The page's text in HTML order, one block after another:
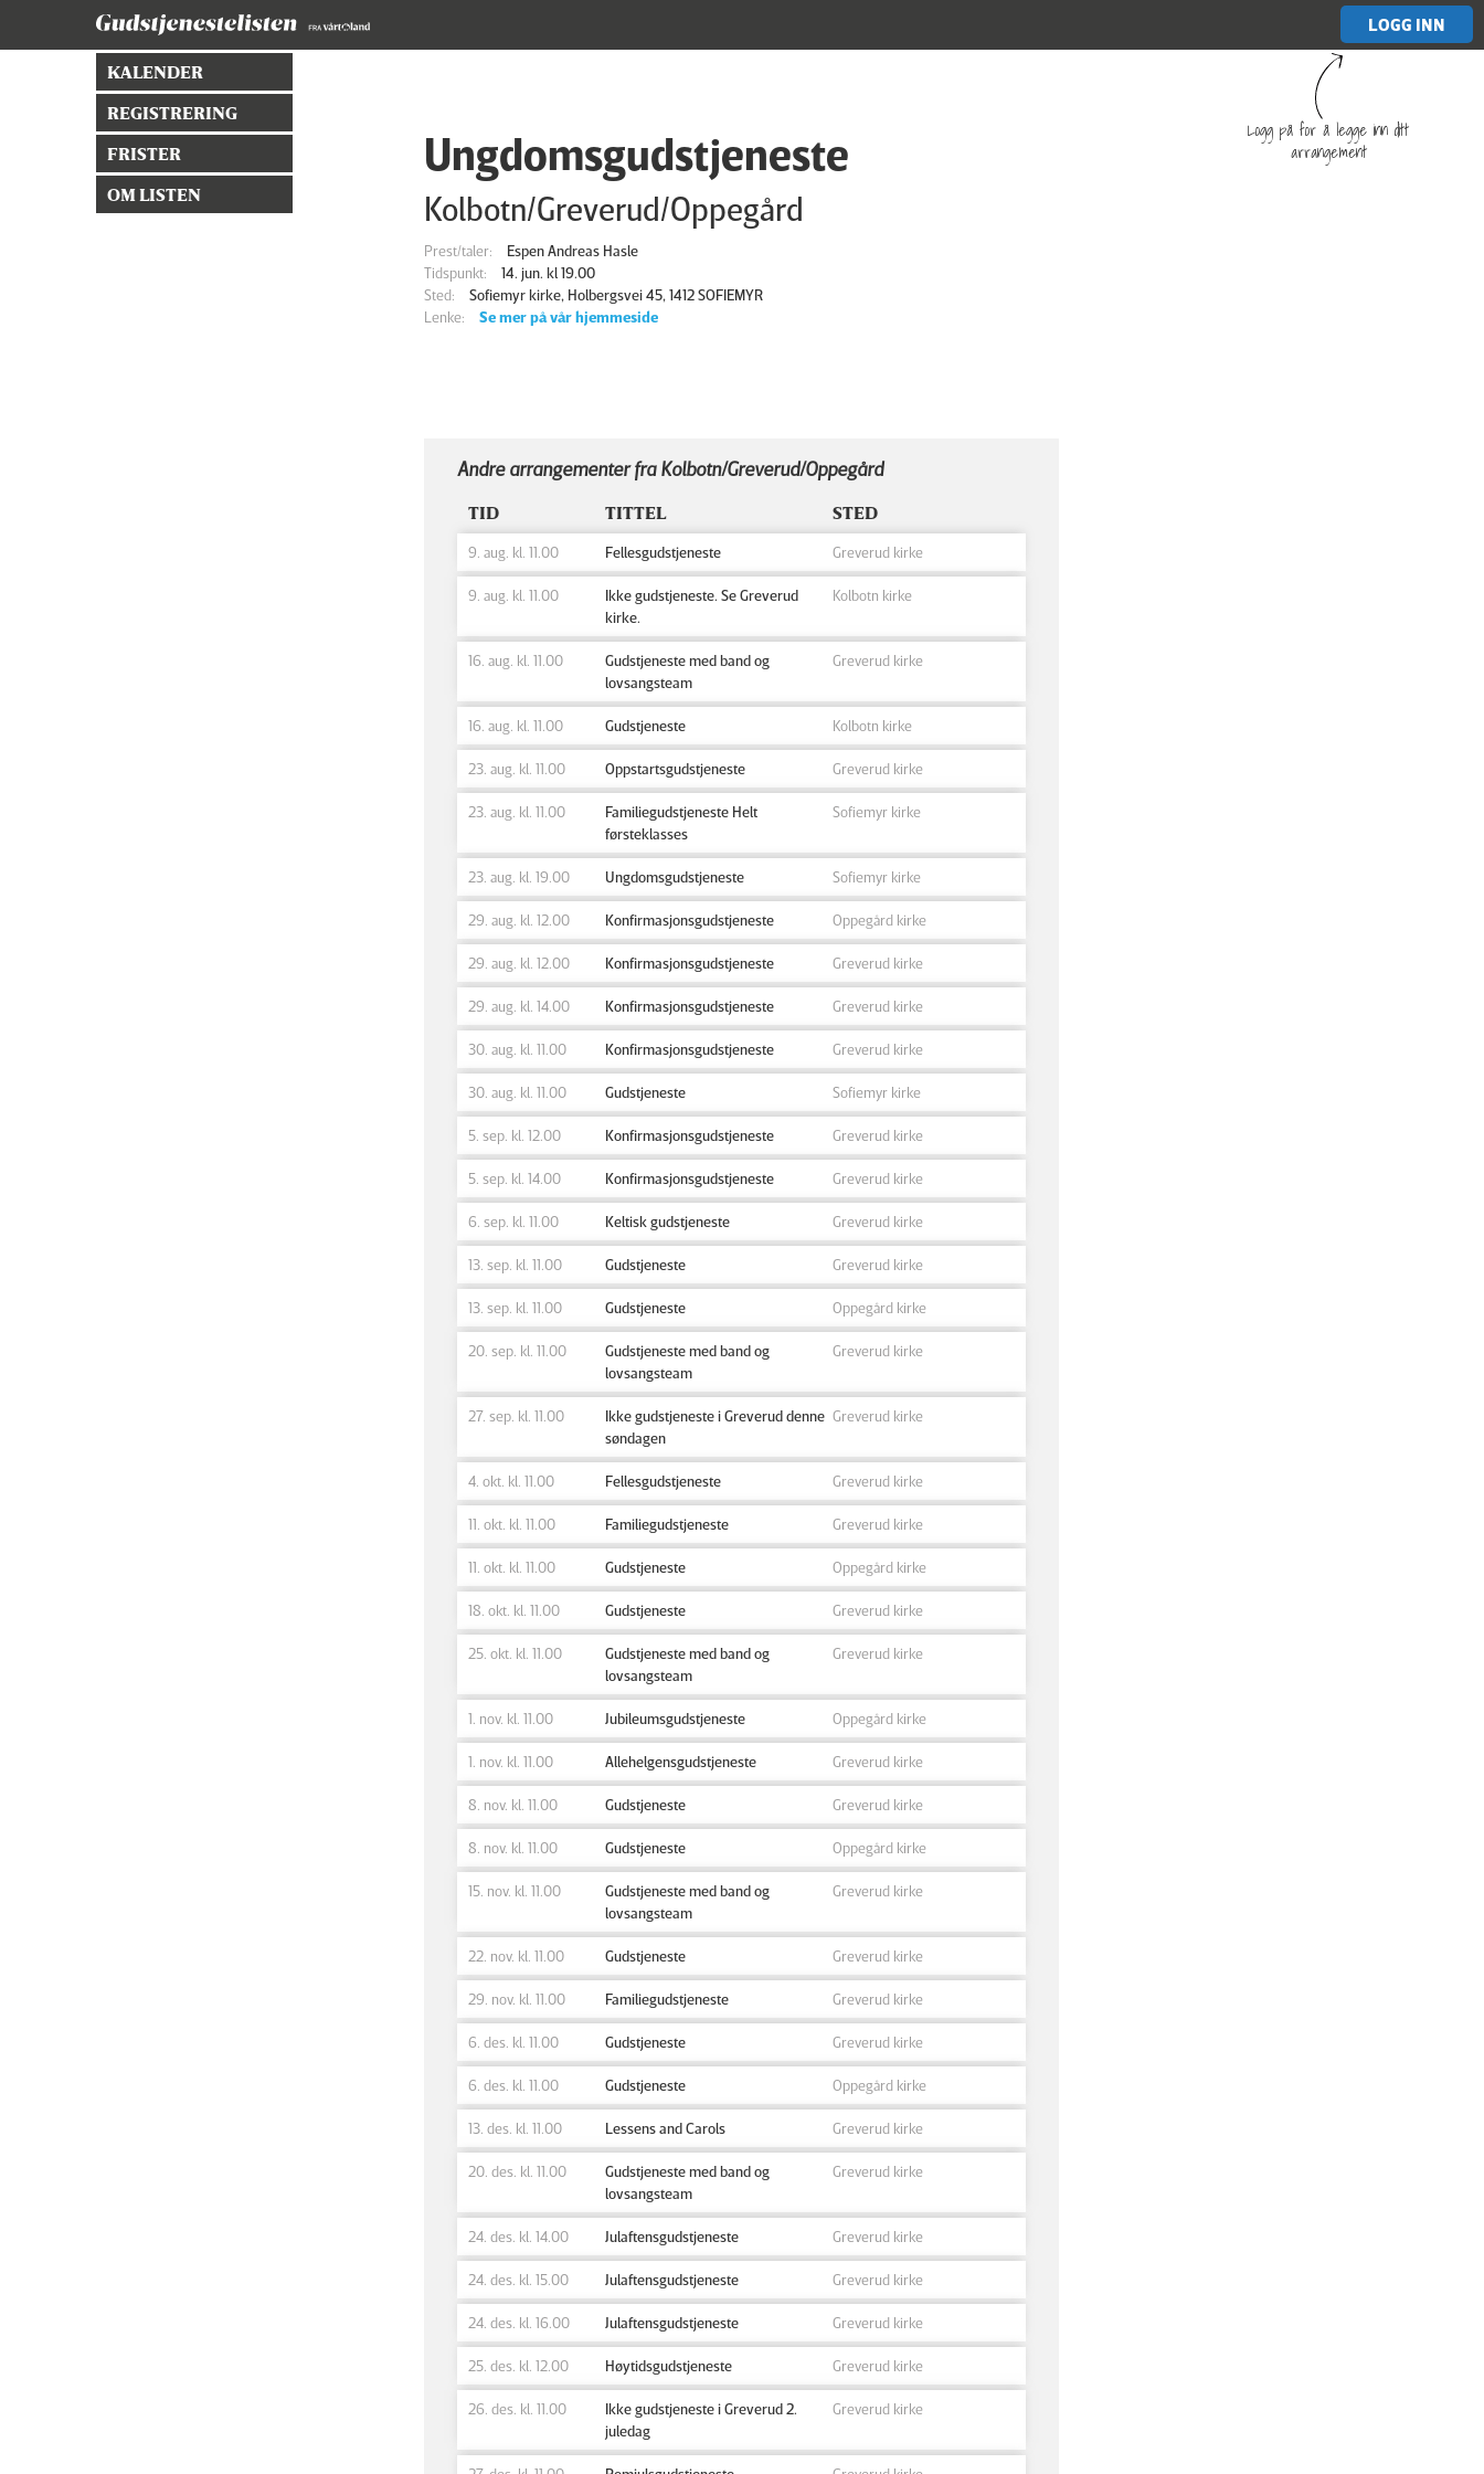
LOGG INN
Logg på for å legge inn ditt
arrangement
KALENDER
REGISTRERING
FRISTER
OM LISTEN
Ungdomsgudstjeneste
Kolbotn/Greverud/Oppegård
Prest/taler:
Espen Andreas Hasle
Tidspunkt:
14. jun. kl 19.00
Sted:
Sofiemyr kirke, Holbergsvei 45, 1412 SOFIEMYR
Lenke:
Se mer på vår hjemmeside
Andre arrangementer fra Kolbotn/Greverud/Oppegård
TID TITTEL STED
9. aug. kl. 11.00 Fellesgudstjeneste Greverud kirke
9. aug. kl. 11.00
Ikke gudstjeneste. Se Greverud
kirke.
Kolbotn kirke
16. aug. kl. 11.00
Gudstjeneste med band og
lovsangsteam
Greverud kirke
16. aug. kl. 11.00 Gudstjeneste Kolbotn kirke
23. aug. kl. 11.00 Oppstartsgudstjeneste Greverud kirke
23. aug. kl. 11.00
Familiegudstjeneste Helt
førsteklasses
Sofiemyr kirke
23. aug. kl. 19.00 Ungdomsgudstjeneste Sofiemyr kirke
29. aug. kl. 12.00 Konfirmasjonsgudstjeneste Oppegård kirke
29. aug. kl. 12.00 Konfirmasjonsgudstjeneste Greverud kirke
29. aug. kl. 14.00 Konfirmasjonsgudstjeneste Greverud kirke
30. aug. kl. 11.00 Konfirmasjonsgudstjeneste Greverud kirke
30. aug. kl. 11.00 Gudstjeneste Sofiemyr kirke
5. sep. kl. 12.00 Konfirmasjonsgudstjeneste Greverud kirke
5. sep. kl. 14.00 Konfirmasjonsgudstjeneste Greverud kirke
6. sep. kl. 11.00 Keltisk gudstjeneste Greverud kirke
13. sep. kl. 11.00 Gudstjeneste Greverud kirke
13. sep. kl. 11.00 Gudstjeneste Oppegård kirke
20. sep. kl. 11.00
Gudstjeneste med band og
lovsangsteam
Greverud kirke
27. sep. kl. 11.00
Ikke gudstjeneste i Greverud denne
søndagen
Greverud kirke
4. okt. kl. 11.00 Fellesgudstjeneste Greverud kirke
11. okt. kl. 11.00 Familiegudstjeneste Greverud kirke
11. okt. kl. 11.00 Gudstjeneste Oppegård kirke
18. okt. kl. 11.00 Gudstjeneste Greverud kirke
25. okt. kl. 11.00
Gudstjeneste med band og
lovsangsteam
Greverud kirke
1. nov. kl. 11.00 Jubileumsgudstjeneste Oppegård kirke
1. nov. kl. 11.00 Allehelgensgudstjeneste Greverud kirke
8. nov. kl. 11.00 Gudstjeneste Greverud kirke
8. nov. kl. 11.00 Gudstjeneste Oppegård kirke
15. nov. kl. 11.00
Gudstjeneste med band og
lovsangsteam
Greverud kirke
22. nov. kl. 11.00 Gudstjeneste Greverud kirke
29. nov. kl. 11.00 Familiegudstjeneste Greverud kirke
6. des. kl. 11.00 Gudstjeneste Greverud kirke
6. des. kl. 11.00 Gudstjeneste Oppegård kirke
13. des. kl. 11.00 Lessens and Carols Greverud kirke
20. des. kl. 11.00
Gudstjeneste med band og
lovsangsteam
Greverud kirke
24. des. kl. 14.00 Julaftensgudstjeneste Greverud kirke
24. des. kl. 15.00 Julaftensgudstjeneste Greverud kirke
24. des. kl. 16.00 Julaftensgudstjeneste Greverud kirke
25. des. kl. 12.00 Høytidsgudstjeneste Greverud kirke
26. des. kl. 11.00
Ikke gudstjeneste i Greverud 2.
juledag
Greverud kirke